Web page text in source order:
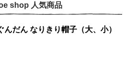
shop 人気商品
んだん なりきり帽子（大、小）